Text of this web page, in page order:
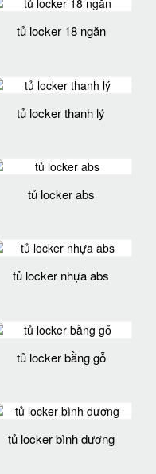
tủ locker 18 ngăn
tủ locker thanh lý
tủ locker abs
tủ locker nhựa abs
tủ locker bằng gỗ
tủ locker bình dương